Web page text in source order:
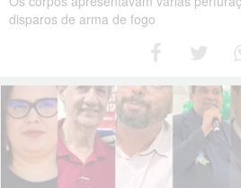
disparos de arma de fogo